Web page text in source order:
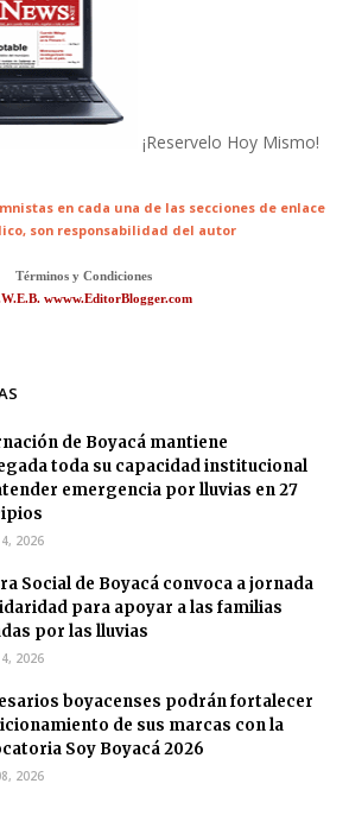
¡Reservelo Hoy Mismo!
en cada una de las secciones de enlace
son responsabilidad del autor
Términos y Condiciones
wwww.EditorBlogger.com
de Boyacá mantiene
toda su capacidad institucional
emergencia por lluvias en 27
2026
Social de Boyacá convoca a jornada
para apoyar a las familias
por las lluvias
2026
boyacenses podrán fortalecer
de sus marcas con la
Soy Boyacá 2026
2026